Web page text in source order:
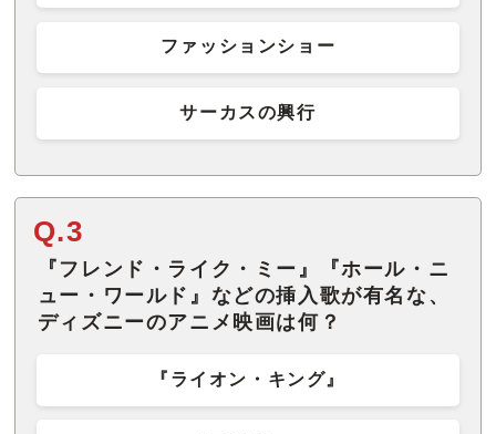
ファッションショー
サーカスの興行
Q.3
『フレンド・ライク・ミー』『ホール・ニ
ュー・ワールド』などの挿入歌が有名な、
ディズニーのアニメ映画は何？
『ライオン・キング』